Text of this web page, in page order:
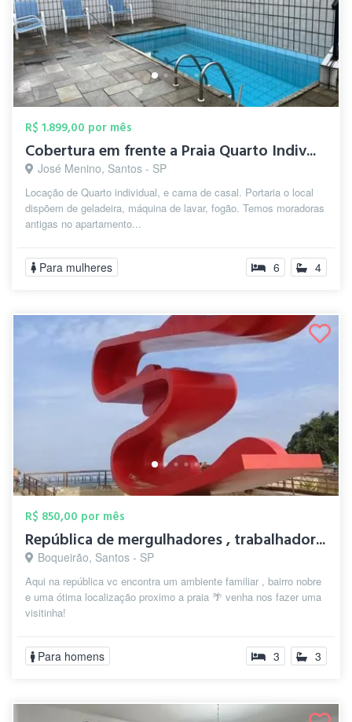
R$ 1.899,00 por mês
Cobertura em frente a Praia Quarto Indiv...
José Menino, Santos - SP
Locação de Quarto individual, e cama de casal. Portaria o local
dispõem de geladeira, máquina de lavar, fogão. Temos moradoras
antigas no apartamento...
Para mulheres 6 4
R$ 850,00 por mês
República de mergulhadores , trabalhador...
Boqueirão, Santos - SP
Aqui na república vc encontra um ambiente familiar , bairro nobre
e uma ótima localização proximo a praia 🌴 venha nos fazer uma
visitinha!
Para homens 3 3